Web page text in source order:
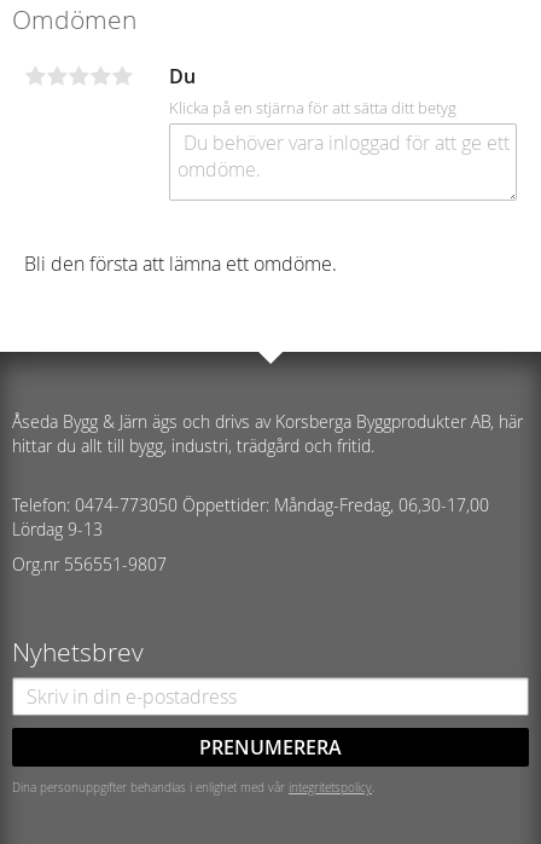
Omdömen
Du
Klicka på en stjärna för att sätta ditt betyg
Bli den första att lämna ett omdöme.
Åseda Bygg & Järn ägs och drivs av Korsberga Byggprodukter AB, här
hittar du allt till bygg, industri, trädgård och fritid.
Telefon: 0474-773050 Öppettider: Måndag-Fredag, 06,30-17,00
Lördag 9-13
Org.nr 556551-9807
Nyhetsbrev
PRENUMERERA
Dina personuppgifter behandlas i enlighet med vår integritetspolicy